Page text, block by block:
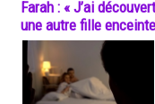
Farah : « J’ai
une autre fille